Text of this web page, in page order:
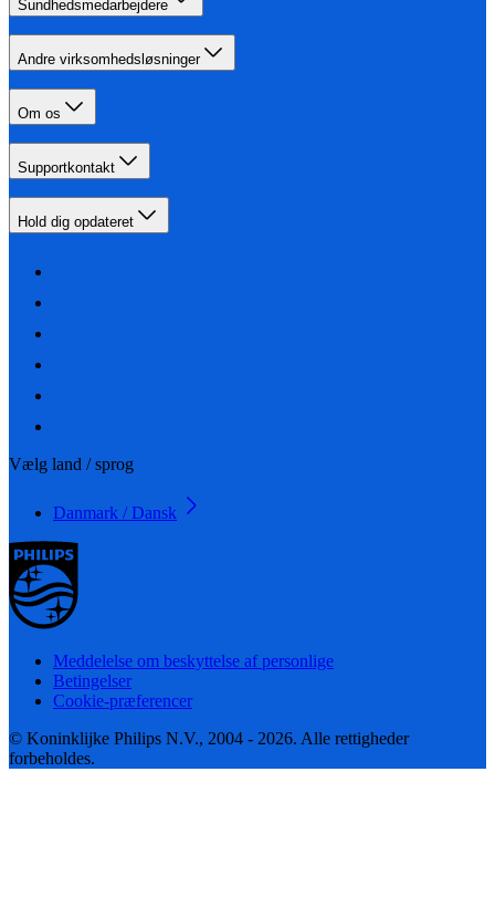
Sundhedsmedarbejdere
Andre virksomhedsløsninger
Om os
Supportkontakt
Hold dig opdateret
Vælg land / sprog
Danmark / Dansk
Meddelelse om beskyttelse af personlige
Betingelser
Cookie-præferencer
© Koninklijke Philips N.V., 2004 - 2026. Alle rettigheder
forbeholdes.